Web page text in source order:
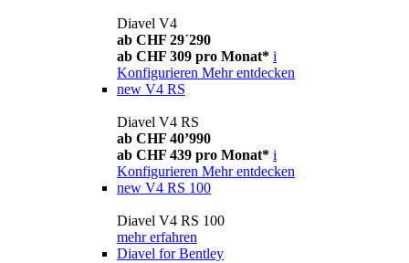
Diavel V4
ab CHF 29´290
ab CHF 309 pro Monat* i
Konfigurieren Mehr entdecken
new V4 RS
Diavel V4 RS
ab CHF 40’990
ab CHF 439 pro Monat* i
Konfigurieren Mehr entdecken
new V4 RS 100
Diavel V4 RS 100
mehr erfahren
Diavel for Bentley